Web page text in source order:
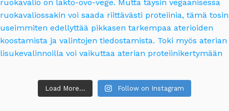
Load More... Follow on Instagram